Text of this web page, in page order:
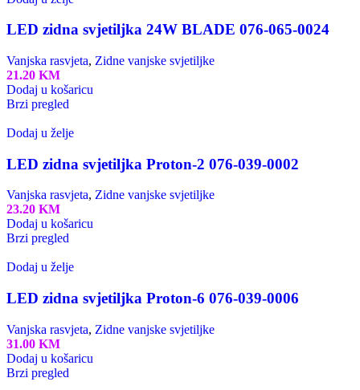
LED zidna svjetiljka 24W BLADE 076-065-0024
Vanjska rasvjeta, Zidne vanjske svjetiljke
21.20 KM
Dodaj u košaricu
Brzi pregled
Dodaj u želje
LED zidna svjetiljka Proton-2 076-039-0002
Vanjska rasvjeta, Zidne vanjske svjetiljke
23.20 KM
Dodaj u košaricu
Brzi pregled
Dodaj u želje
LED zidna svjetiljka Proton-6 076-039-0006
Vanjska rasvjeta, Zidne vanjske svjetiljke
31.00 KM
Dodaj u košaricu
Brzi pregled